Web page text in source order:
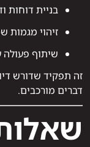
בניית דוחות
זיהוי מגמות
שיתוף פעולה
זה תפקיד שדורש
דברים מורכבים.